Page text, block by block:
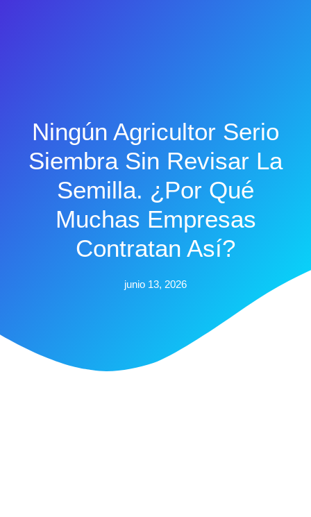
Ningún Agricultor Serio
Siembra Sin Revisar La
Semilla. ¿Por Qué
Muchas Empresas
Contratan Así?
junio 13, 2026